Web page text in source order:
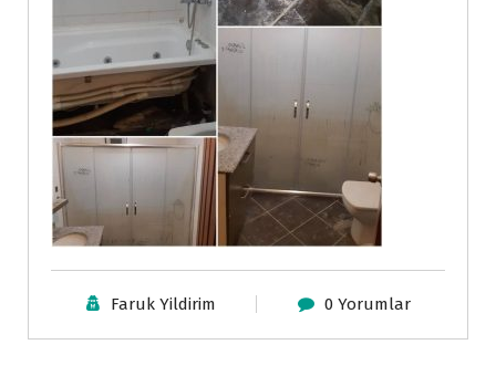
Faruk Yildirim 0 Yorumlar